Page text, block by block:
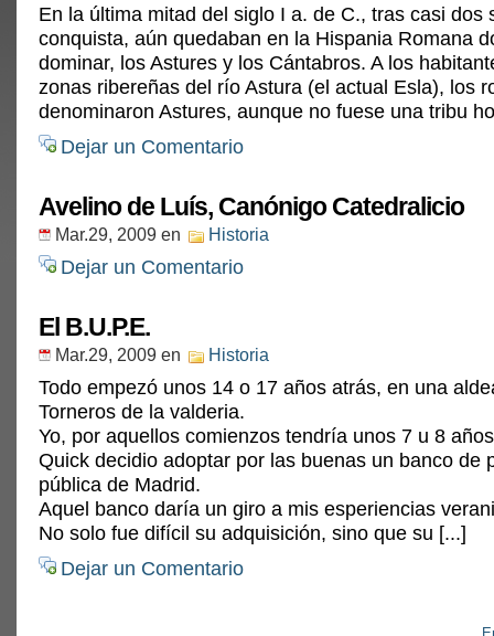
En la última mitad del siglo I a. de C., tras casi dos
conquista, aún quedaban en la Hispania Romana
dominar, los Astures y los Cántabros. A los
zonas ribereñas del río Astura (el actual Esla), los
denominaron Astures, aunque no fuese una tribu
Dejar un Comentario
Avelino de Luís, Canónigo Catedralicio
Mar.29, 2009 en Historia
Dejar un Comentario
El B.U.P.E.
Mar.29, 2009 en Historia
Todo empezó unos 14 o 17 años atrás, en una
Torneros de la valderia.
Yo, por aquellos comienzos tendría unos 7 u 8
Quick decidio adoptar por las buenas un banco de
pública de Madrid.
Aquel banco daría un giro a mis esperiencias
No solo fue difícil su adquisición, sino que su [...]
Dejar un Comentario